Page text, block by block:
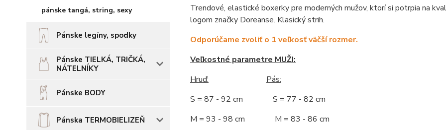
pánske tangá, string, sexy
Pánske legíny, spodky
Pánske TIELKÁ, TRIČKÁ,
NÁTELNÍKY
Pánske BODY
Pánska TERMOBIELIZEŇ
Trendové, elastické boxerky pre moderných mužov, ktorí si potrpia na
logom značky Doreanse. Klasický strih.
Odporúčame zvoliť o 1 veľkosť väčší rozmer.
Veľkostné parametre MUŽI:
Hruď:
Pás:
S = 87 - 92 cm S = 77 - 82 cm
M = 93 - 98 cm M = 83 - 86 cm